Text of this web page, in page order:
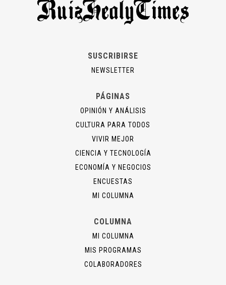
SUSCRIBIRSE
NEWSLETTER
PÁGINAS
OPINIÓN Y ANÁLISIS
CULTURA PARA TODOS
VIVIR MEJOR
CIENCIA Y TECNOLOGÍA
ECONOMÍA Y NEGOCIOS
ENCUESTAS
MI COLUMNA
COLUMNA
MI COLUMNA
MIS PROGRAMAS
COLABORADORES